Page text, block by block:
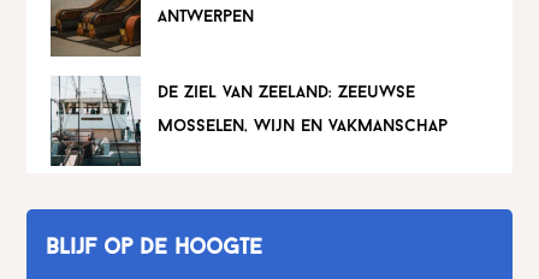
antwerpen
de ziel van zeeland: zeeuwse
mosselen, wijn en vakmanschap
Blijf op de hoogte